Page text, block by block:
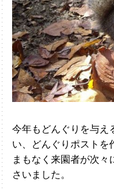
今年もどんぐりを与え
い、どんぐりポストを
まもなく来園者が次
さいました。